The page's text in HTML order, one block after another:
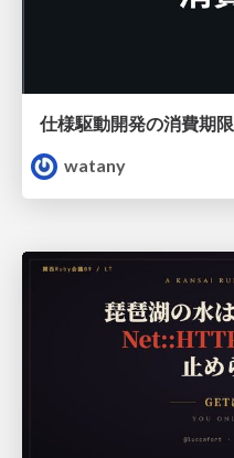
仕様駆動開発の消費期限
watany